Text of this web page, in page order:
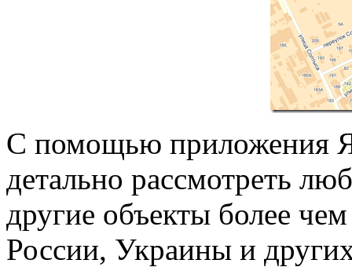
С помощью приложения
детально рассмотреть
другие объекты более
России, Украины и